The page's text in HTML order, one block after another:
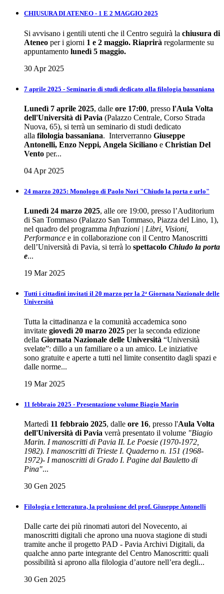
CHIUSURA DI ATENEO - 1 E 2 MAGGIO 2025
Si avvisano i gentili utenti che il Centro seguirà la chiusura di
Ateneo per i giorni 1 e 2 maggio. Riaprirà regolarmente su
appuntamento lunedì 5 maggio.
30 Apr 2025
7 aprile 2025 - Seminario di studi dedicato alla filologia bassaniana
Lunedì 7 aprile 2025, dalle ore 17:00, presso l'Aula Volta
dell'Università di Pavia (Palazzo Centrale, Corso Strada
Nuova, 65), si terrà un seminario di studi dedicato
alla filologia bassaniana. Interverranno Giuseppe
Antonelli, Enzo Neppi, Angela Siciliano e Christian Del
Vento per...
04 Apr 2025
24 marzo 2025: Monologo di Paolo Nori "Chiudo la porta e urlo"
Lunedì 24 marzo 2025, alle ore 19:00, presso l’Auditorium
di San Tommaso (Palazzo San Tommaso, Piazza del Lino, 1),
nel quadro del programma Infrazioni | Libri, Visioni,
Performance e in collaborazione con il Centro Manoscritti
dell’Università di Pavia, si terrà lo spettacolo Chiudo la porta
e...
19 Mar 2025
Tutti i cittadini invitati il 20 marzo per la 2ᵃ Giornata Nazionale delle
Università
Tutta la cittadinanza e la comunità accademica sono
invitate giovedì 20 marzo 2025 per la seconda edizione
della Giornata Nazionale delle Università “Università
svelate”: dillo a un familiare o a un amico. Le iniziative
sono gratuite e aperte a tutti nel limite consentito dagli spazi e
dalle norme...
19 Mar 2025
11 febbraio 2025 - Presentazione volume Biagio Marin
Martedì 11 febbraio 2025, dalle ore 16, presso l'Aula Volta
dell'Università di Pavia verrà presentato il volume "Biagio
Marin. I manoscritti di Pavia II. Le Poesie (1970-1972,
1982). I manoscritti di Trieste I. Quaderno n. 151 (1968-
1972)- I manoscritti di Grado I. Pagine dal Bauletto di
Pina"...
30 Gen 2025
Filologia e letteratura, la prolusione del prof. Giuseppe Antonelli
Dalle carte dei più rinomati autori del Novecento, ai
manoscritti digitali che aprono una nuova stagione di studi
tramite anche il progetto PAD - Pavia Archivi Digitali, da
qualche anno parte integrante del Centro Manoscritti: quali
possibilità si aprono alla filologia d’autore nell’era degli...
30 Gen 2025